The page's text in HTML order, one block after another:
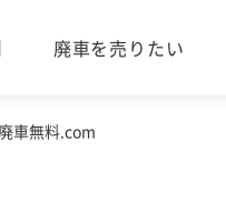
廃車を売りたい
車無料.com